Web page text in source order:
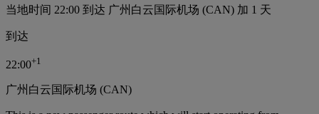
当地时间 22:00 到达 广州白云国际机场 (CAN) 加 1 天
到达
22:00+1
广州白云国际机场 (CAN)